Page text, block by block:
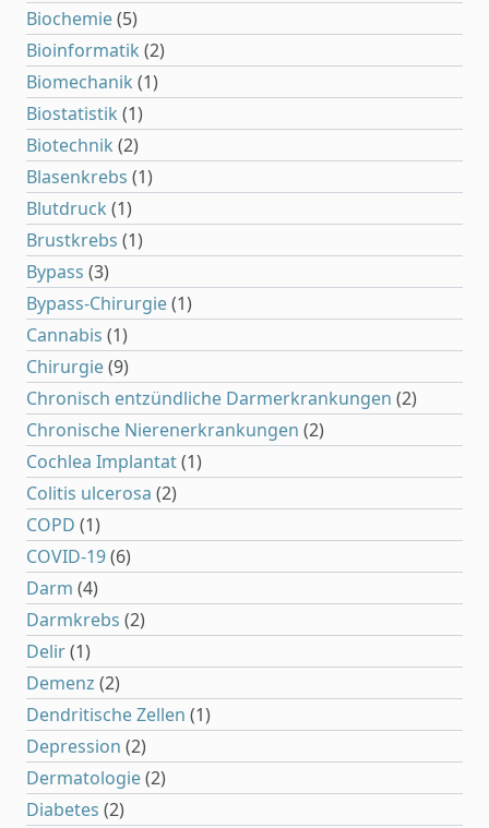
Biochemie(5)
Bioinformatik (2)
Biomechanik (1)
Biostatistik (1)
Biotechnik (2)
Blasenkrebs (1)
Blutdruck (1)
Brustkrebs (1)
Bypass (3)
Bypass-Chirurgie(1)
Cannabis (1)
Chirurgie(9)
Chronisch entzündliche Darmerkrankungen (2)
Chronische Nierenerkrankungen (2)
Cochlea Implantat(1)
Colitis ulcerosa (2)
COPD (1)
COVID-19(6)
Darm (4)
Darmkrebs (2)
Delir(1)
Demenz (2)
Dendritische Zellen (1)
Depression (2)
Dermatologie(2)
Diabetes (2)